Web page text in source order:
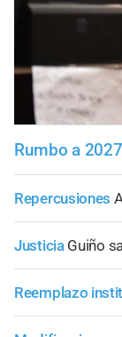
Rumbo a 2027
Repercusiones
Justicia Guiño
Reemplazo